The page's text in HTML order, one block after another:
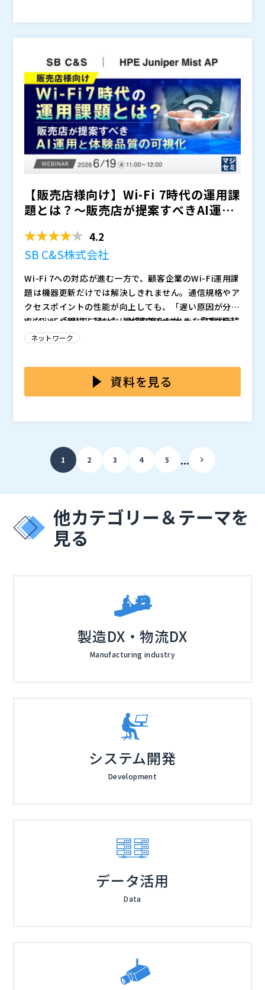
す。『ミッション：インポッシブル』および『ワイル
ド・スピード』は、Paramount PicturesおよびUnive
zzardは、Warner Bros. Entertainment Inc.の商標
です。Nutanix, Inc.およびこのイベントは、Paramou
nt Pictures、DreamWorks Pictures、Universal Pic
tures、Warner Bros.、またはHasbroと提携、資金提
供、または推奨の関係にありません。ここで言及されて
いるその他すべてのブランド名は識別目的のみであり、
それぞれの所有者の商標である可能性があります。追加
の画像は、Corey Eubanksが提供し、所有していま
す。
とで、仮想化ライセンス費用やGPUリソースの無駄を抑
える考え方をご紹介します。また、アプライアンス製品
設定の負担を抑え、AI基盤の運用を始めやすくします。
マジセミ株式会社（）
※共催、協賛、協力、講演企業は将来的に追加、削除さ
【販売店様向け】Wi-Fi 7時代の運用課
題とは？〜販売店が提案すべきAI運用
4.2
SB C&S株式会社
Wi-Fi 7への対応が進む一方で、顧客企業のWi-Fi運用課
題は機器更新だけでは解決しきれません。通信規格やア
クセスポイントの性能が向上しても、「遅い原因が分か
らない」「現場に行かないと調査できない」「ログを読
める担当者に依存している」といった課題は、運用現場
いるかを継続的に把握し、問題発生時に迅速に原因を特
定できる運用設計まで含めた提案が求められます。
Wi-Fi 6EやWi-Fi 7など、規格の進化は大きな提案材料
になりますが、スペック比較だけでは競合製品との差別
原因調査、拠点ごとの設定、障害時の切り分けといった
日々の運用負荷です。販売店が継続的に顧客接点を持つ
る可視化・解析・自動化を活用し、導入後の運用品質ま
もとに、販売店が顧客へ提案できるWi-Fi運用改善のポ
イントを解説します。SLEによるユーザー体験の可視
キャプチャ、仮想ユーザーによる接続性の事前検証な
法を紹介します。さらに、無線LANだけでなく有線LAN
やWANまで含めたフルスタックAI管理により、Day0の
設計、Day1の導入、Day2の運用までを効率化し、販売
日本ヒューレット・パッカード合同会社（）
※共催、協賛、協力、講演企業は将来的に追加、削除さ
れる可能性があります。
ネットワーク
資料を見る
1 2 3 4 5 ...
他カテゴリー＆テーマを
見る
製造DX・物流DX
Manufacturing industry
システム開発
Development
データ活用
Data